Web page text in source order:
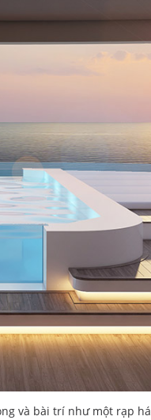
và bài trí như một rạp